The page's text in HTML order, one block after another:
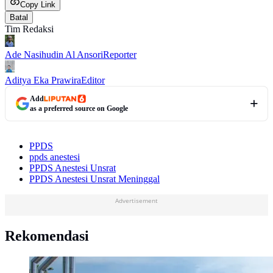
Copy Link
Batal
Tim Redaksi
Ade Nasihudin Al AnsoriReporter
Aditya Eka PrawiraEditor
Add
as a preferred source on Google
PPDS
ppds anestesi
PPDS Anestesi Unsrat
PPDS Anestesi Unsrat Meninggal
Advertisement
Rekomendasi